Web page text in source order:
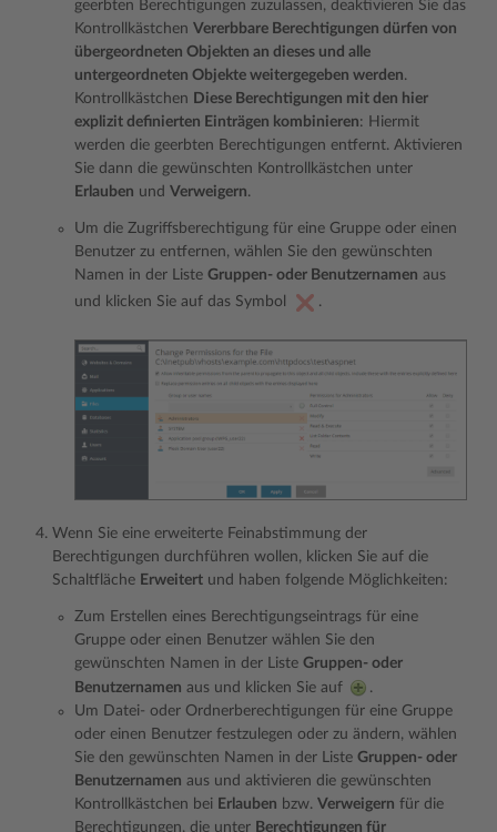
geerbten Berechtigungen zuzulassen, deaktivieren Sie das
Kontrollkästchen Vererbbare Berechtigungen dürfen von
übergeordneten Objekten an dieses und alle
untergeordneten Objekte weitergegeben werden.
Kontrollkästchen Diese Berechtigungen mit den hier
explizit definierten Einträgen kombinieren: Hiermit
werden die geerbten Berechtigungen entfernt. Aktivieren
Sie dann die gewünschten Kontrollkästchen unter
Erlauben und Verweigern.
Um die Zugriffsberechtigung für eine Gruppe oder einen
Benutzer zu entfernen, wählen Sie den gewünschten
Namen in der Liste Gruppen- oder Benutzernamen aus
und klicken Sie auf das Symbol
.
Wenn Sie eine erweiterte Feinabstimmung der
Berechtigungen durchführen wollen, klicken Sie auf die
Schaltfläche Erweitert und haben folgende Möglichkeiten:
Zum Erstellen eines Berechtigungseintrags für eine
Gruppe oder einen Benutzer wählen Sie den
gewünschten Namen in der Liste Gruppen- oder
Benutzernamen aus und klicken Sie auf
.
Um Datei- oder Ordnerberechtigungen für eine Gruppe
oder einen Benutzer festzulegen oder zu ändern, wählen
Sie den gewünschten Namen in der Liste Gruppen- oder
Benutzernamen aus und aktivieren die gewünschten
Kontrollkästchen bei Erlauben bzw. Verweigern für die
Berechtigungen, die unter Berechtigungen für